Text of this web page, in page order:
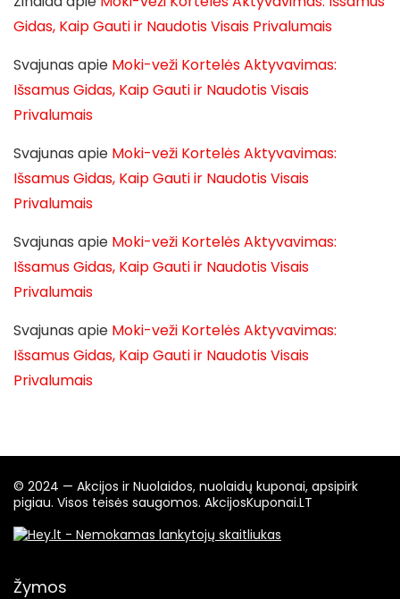
Gidas, Kaip Gauti ir Naudotis Visais Privalumais
Svajunas apie Moki-veži Kortelės Aktyvavimas:
Išsamus Gidas, Kaip Gauti ir Naudotis Visais
Privalumais
Svajunas apie Moki-veži Kortelės Aktyvavimas:
Išsamus Gidas, Kaip Gauti ir Naudotis Visais
Privalumais
Svajunas apie Moki-veži Kortelės Aktyvavimas:
Išsamus Gidas, Kaip Gauti ir Naudotis Visais
Privalumais
Svajunas apie Moki-veži Kortelės Aktyvavimas:
Išsamus Gidas, Kaip Gauti ir Naudotis Visais
Privalumais
© 2024 — Akcijos ir Nuolaidos, nuolaidų kuponai, apsipirk
pigiau. Visos teisės saugomos. AkcijosKuponai.LT
Žymos